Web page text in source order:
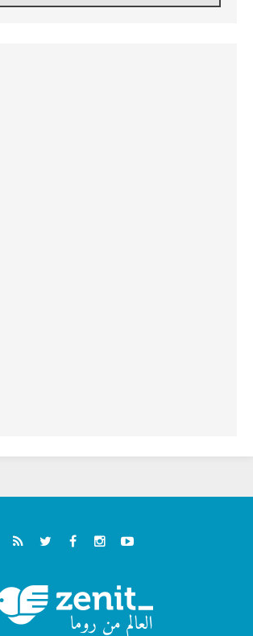
الفاتيكان يعلن برنامج الزيارة الرسولية للبابا لاوُن